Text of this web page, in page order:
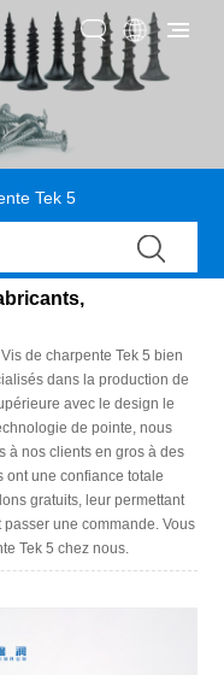
Tek 5
de charpente Tek 5 bien
dans la production de
avec le design le
de pointe, nous
à nos clients en gros à des
ont une confiance totale
gratuits, leur permettant
une commande. Vous
Tek 5 chez nous.